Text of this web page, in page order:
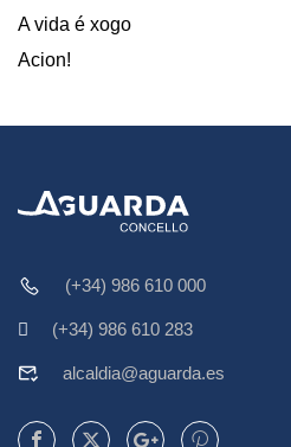
A vida é xogo
Acion!
(+34) 986 610 000
(+34) 986 610 283
alcaldia@aguarda.es